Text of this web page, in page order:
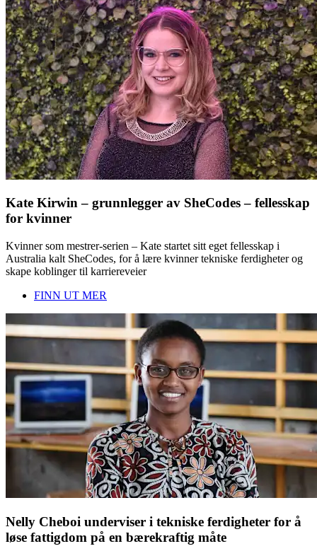
Kate Kirwin – grunnlegger av SheCodes – fellesskap
for kvinner
Kvinner som mestrer-serien – Kate startet sitt eget fellesskap i
Australia kalt SheCodes, for å lære kvinner tekniske ferdigheter og
skape koblinger til karriereveier
FINN UT MER
Nelly Cheboi underviser i tekniske ferdigheter for å
løse fattigdom på en bærekraftig måte